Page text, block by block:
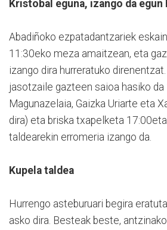
Kristobal eguna, izango da egun
Abadiñoko ezpatadantzariek
11:30eko meza amaitzean, eta
izango dira hurreratuko
jasotzaile gazteen saioa hasiko da
Magunazelaia, Gaizka Uriarte eta
dira) eta briska txapelketa
taldearekin erromeria izango da.
Kupela taldea
Hurrengo asteburuari begira
asko dira. Besteak beste,